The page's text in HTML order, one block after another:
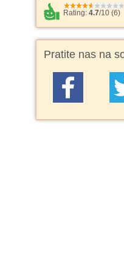
Rating:4.7/10 (6)
Pratite nas na